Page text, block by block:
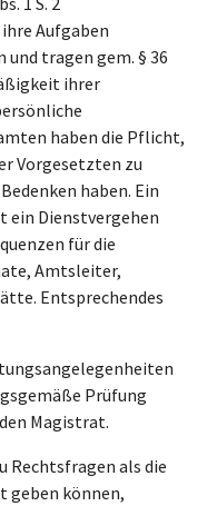
Aufgaben
tragen gem. § 36
ihrer
haben die Pflicht,
Vorgesetzten zu
haben. Ein
ein Dienstvergehen
für die
Amtsleiter,
Entsprechendes
Prüfung
Magistrat.
Rechtsfragen als die
geben können,